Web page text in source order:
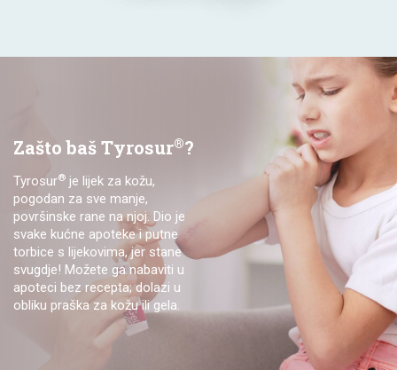
Zašto baš Tyrosur®?
Tyrosur® je lijek za kožu,
pogodan za sve manje,
površinske rane na njoj. Dio je
svake kućne apoteke i putne
torbice s lijekovima, jer stane
svugdje! Možete ga nabaviti u
apoteci bez recepta; dolazi u
obliku praška za kožu ili gela.